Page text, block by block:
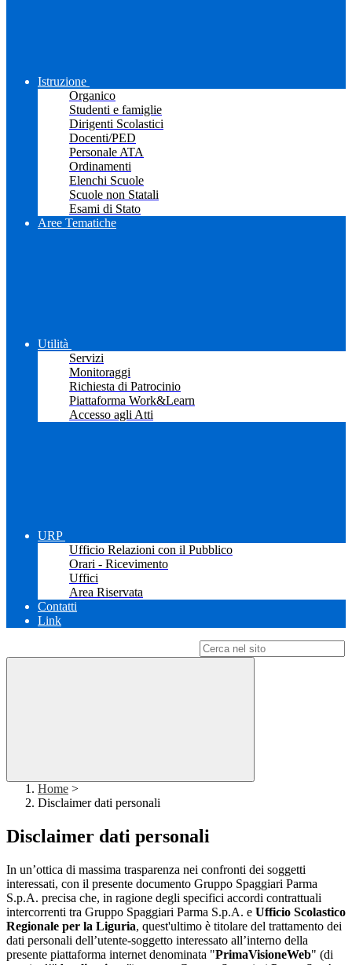
Istruzione
Organico
Studenti e famiglie
Dirigenti Scolastici
Docenti/PED
Personale ATA
Ordinamenti
Elenchi Scuole
Scuole non Statali
Esami di Stato
Aree Tematiche
Utilità
Servizi
Monitoraggi
Richiesta di Patrocinio
Piattaforma Work&Learn
Accesso agli Atti
URP
Ufficio Relazioni con il Pubblico
Orari - Ricevimento
Uffici
Area Riservata
Contatti
Link
Home >
Disclaimer dati personali
Disclaimer dati personali
In un’ottica di massima trasparenza nei confronti dei soggetti
interessati, con il presente documento Gruppo Spaggiari Parma
S.p.A. precisa che, in ragione degli specifici accordi contrattuali
intercorrenti tra Gruppo Spaggiari Parma S.p.A. e Ufficio Scolastico
Regionale per la Liguria, quest'ultimo è titolare del trattamento dei
dati personali dell’utente-soggetto interessato all’interno della
presente piattaforma internet denominata "PrimaVisioneWeb" (di